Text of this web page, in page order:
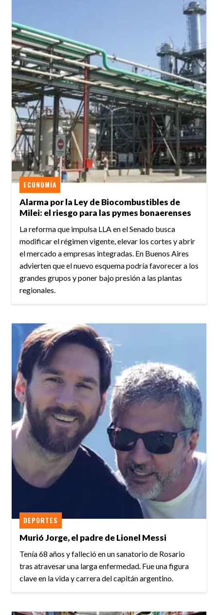
Alarma por la Ley de Biocombustibles de
Milei: el riesgo para las pymes bonaerenses
ECONOMÍA
La reforma que impulsa LLA en el Senado busca
modificar el régimen vigente, elevar los cortes y abrir
el mercado a empresas integradas. En Buenos Aires
advierten que el nuevo esquema podría favorecer a los
grandes grupos y poner bajo presión a las plantas
regionales.
Murió Jorge, el padre de Lionel Messi
DEPORTES
Tenía 68 años y falleció en un sanatorio de Rosario
tras atravesar una larga enfermedad. Fue una figura
clave en la vida y carrera del capitán argentino.